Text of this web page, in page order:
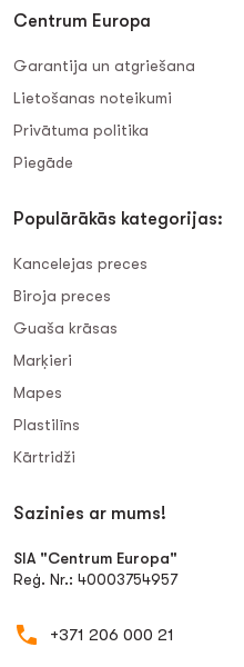
Centrum Europa
Garantija un atgriešana
Lietošanas noteikumi
Privātuma politika
Piegāde
Populārākās kategorijas:
Kancelejas preces
Biroja preces
Guaša krāsas
Marķieri
Mapes
Plastilīns
Kārtridži
Sazinies ar mums!
SIA "Centrum Europa"
Reģ. Nr.: 40003754957
+371 206 000 21